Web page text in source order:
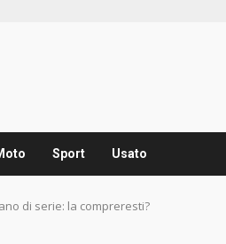
Sport Usato
di serie: la compreresti?